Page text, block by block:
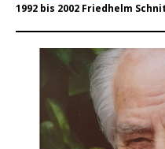
1992 bis 2002 Friedhelm